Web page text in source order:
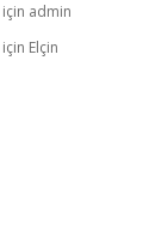
için admin
için Elçin